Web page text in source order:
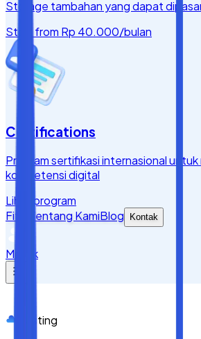
Storage tambahan yang dapat
Start from Rp 40.000/bulan
Certifications
Program sertifikasi internasional
kompetensi digital
Lihat program
Fitur
Tentang KamiBlog Kontak
Masuk
Hosting